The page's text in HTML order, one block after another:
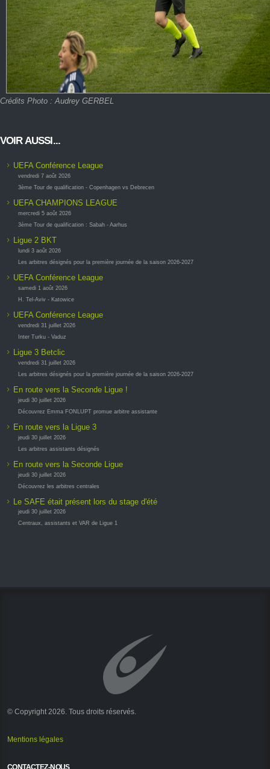
Crédits Photo : Audrey GERBEL
VOIR AUSSI...
UEFA Conférence League
vendredi 7 août 2026
3ème Tour de qualification - Copenhagen vs Debrecen
UEFA CHAMPIONS LEAGUE
mercredi 5 août 2026
3ème Tour de qualification : Sabah - Aarhus
Ligue 2 BKT
lundi 3 août 2026
Les arbitres désignés pour la première journée de la saison 2026-2027
UEFA Conférence League
samedi 1 août 2026
H. Tel-Aviv - Katowice
UEFA Conférence League
vendredi 31 juillet 2026
Inter Turku - Vaduz
Ligue 3 Betclic
vendredi 31 juillet 2026
Les arbitres désignés pour la première journée de la saison 2026-2027
En route vers la Seconde Ligue !
jeudi 30 juillet 2026
Découvrez Emma FONLUPT promue arbitre assistante
En route vers la Ligue 3
jeudi 30 juillet 2026
Les arbitres assistants désignés
En route vers la Seconde Ligue
jeudi 30 juillet 2026
Découvrez les arbitres centrales
Le SAFE était présent lors du stage d'été
jeudi 30 juillet 2026
Centraux, assistants et VAR de Ligue 1
© Copyright 2026. Tous droits réservés.
Mentions légales
CONTACTEZ-NOUS